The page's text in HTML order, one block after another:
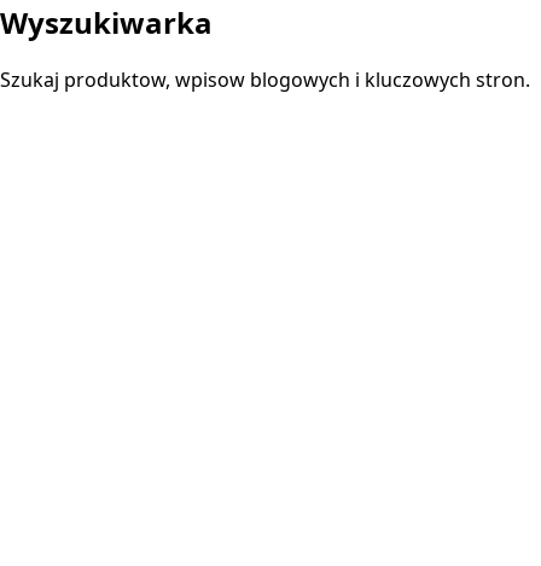
Wyszukiwarka
Szukaj produktow, wpisow blogowych i kluczowych stron.